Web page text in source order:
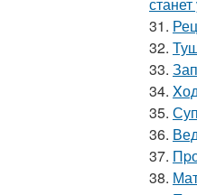
31.
32.
33.
34.
35.
36.
37.
38.